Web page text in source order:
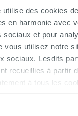
utilise des cookies
en harmonie avec
sociaux et pour
vous utilisez notre
sociaux. Lesdits
recueillies à partir
à tous les
Cabine
)